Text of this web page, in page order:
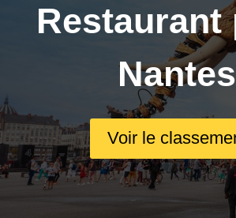
Restaurant
Nantes
Voir le